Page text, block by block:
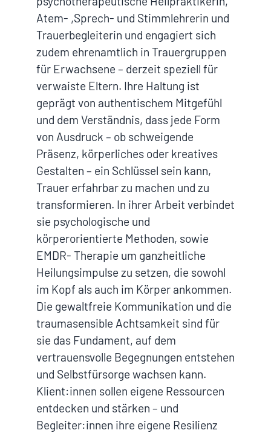
Atem- ,Sprech- und Stimmlehrerin und
Trauerbegleiterin und engagiert sich
zudem ehrenamtlich in Trauergruppen
für Erwachsene – derzeit speziell für
verwaiste Eltern. Ihre Haltung ist
geprägt von authentischem Mitgefühl
und dem Verständnis, dass jede Form
von Ausdruck – ob schweigende
Präsenz, körperliches oder kreatives
Gestalten – ein Schlüssel sein kann,
Trauer erfahrbar zu machen und zu
transformieren. In ihrer Arbeit verbindet
sie psychologische und
körperorientierte Methoden, sowie
EMDR- Therapie um ganzheitliche
Heilungsimpulse zu setzen, die sowohl
im Kopf als auch im Körper ankommen.
Die gewaltfreie Kommunikation und die
traumasensible Achtsamkeit sind für
sie das Fundament, auf dem
vertrauensvolle Begegnungen entstehen
und Selbstfürsorge wachsen kann.
Klient:innen sollen eigene Ressourcen
entdecken und stärken – und
Begleiter:innen ihre eigene Resilienz